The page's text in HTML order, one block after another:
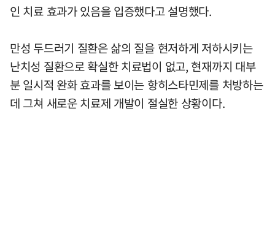
인 치료 효과가 있음을 입증했다고 설명했다.
만성 두드러기 질환은 삶의 질을 현저하게 저하시키는
난치성 질환으로 확실한 치료법이 없고, 현재까지 대부
분 일시적 완화 효과를 보이는 항히스타민제를 처방하는
데 그쳐 새로운 치료제 개발이 절실한 상황이다.